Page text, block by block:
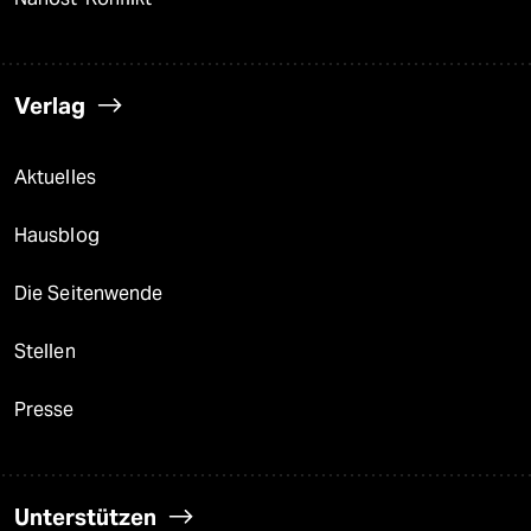
Verlag
Aktuelles
Hausblog
Die Seitenwende
Stellen
Presse
Unterstützen